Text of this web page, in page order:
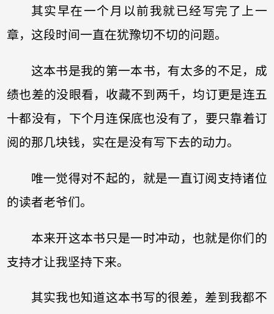
其实早在一个月以前我就已经写完了上一
章，这段时间一直在犹豫切不切的问题。
这本书是我的第一本书，有太多的不足，成
绩也差的没眼看，收藏不到两千，均订更是连五
十都没有，下个月连保底也没有了，要只靠着订
阅的那几块钱，实在是没有写下去的动力。
唯一觉得对不起的，就是一直订阅支持诸位
的读者老爷们。
本来开这本书只是一时冲动，也就是你们的
支持才让我坚持下来。
其实我也知道这本书写的很差，差到我都不